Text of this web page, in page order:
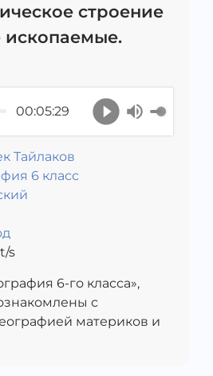
строение
ископаемые.
00:05:29
Тайлаков
6 класс
s
6-го класса»,
с
материков и